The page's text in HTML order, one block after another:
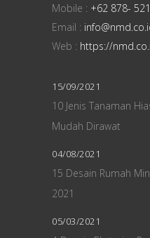
Mobile : +62 878-
Email :
Web : https://
15/09/2021
10 Jenis Tanaman
Mudah Dirawat
04/08/2021
15 Desain Rumah
2021
05/03/2021